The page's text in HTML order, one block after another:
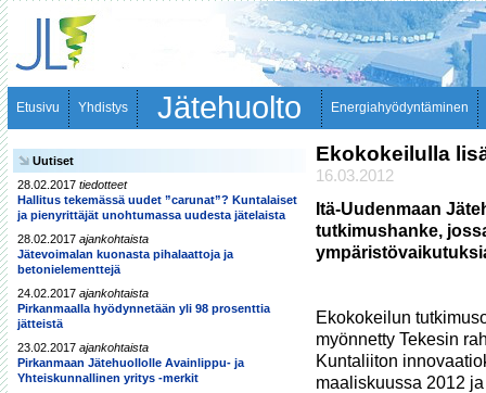
Etusivu Yhdistys Jätehuolto Energiahyödyntäminen
Uutiset
28.02.2017 tiedotteet
Hallitus tekemässä uudet ”carunat”? Kuntalaiset
ja pienyrittäjät unohtumassa uudesta jätelaista
28.02.2017 ajankohtaista
Jätevoimalan kuonasta pihalaattoja ja
betonielementtejä
24.02.2017 ajankohtaista
Pirkanmaalla hyödynnetään yli 98 prosenttia
jätteistä
23.02.2017 ajankohtaista
Pirkanmaan Jätehuollolle Avainlippu- ja
Yhteiskunnallinen yritys -merkit
Ekokokeilulla
16.03.2012
Itä-Uudenmaan
tutkimushanke,
Ekokokeilun
myönnetty Tekesin
Kuntaliiton
maaliskuussa 2012